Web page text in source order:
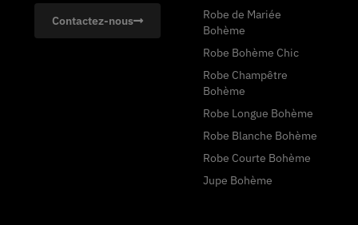
Contactez-nous
Robe de Mariée
Bohème
Robe Bohème Chic
Robe Champêtre
Bohème
Robe Longue Bohème
Robe Blanche Bohème
Robe Courte Bohème
Jupe Bohème